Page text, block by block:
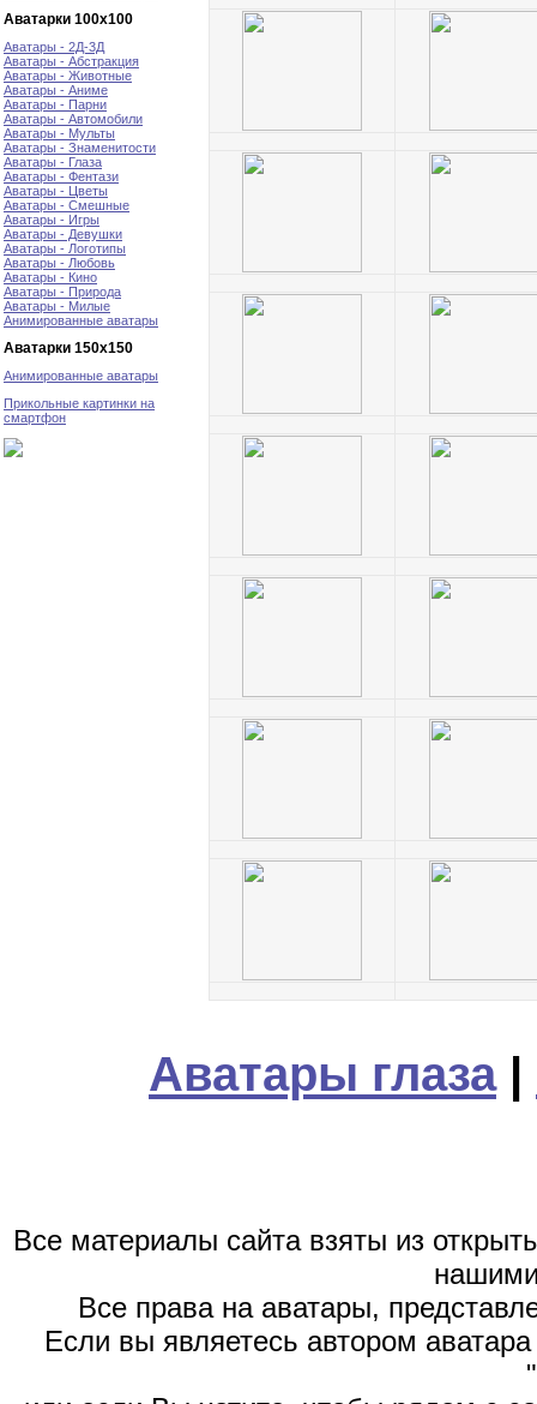
Аватарки 100х100
Аватары - 2Д-3Д
Аватары - Абстракция
Аватары - Животные
Аватары - Аниме
Аватары - Парни
Аватары - Автомобили
Аватары - Мульты
Аватары - Знаменитости
Аватары - Глаза
Аватары - Фентази
Аватары - Цветы
Аватары - Смешные
Аватары - Игры
Аватары - Девушки
Аватары - Логотипы
Аватары - Любовь
Аватары - Кино
Аватары - Природа
Аватары - Милые
Анимированные аватары
Аватарки 150х150
Анимированные аватары
Прикольные картинки на
смартфон
Аватары глаза|
Все материалы сайта взяты из
Все права на аватары,
Если вы являетесь автором